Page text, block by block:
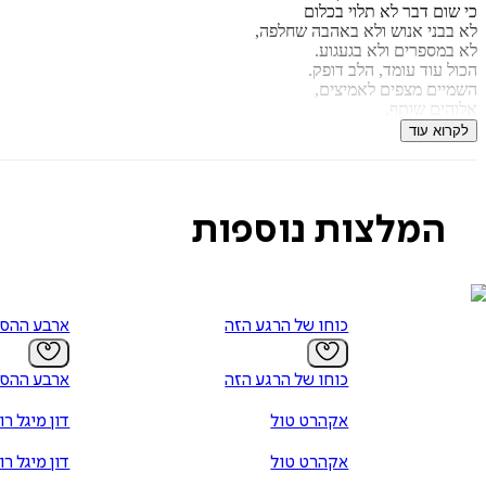
כי שום דבר לא תלוי בכלום
לא בבני אנוש ולא באהבה שחלפה,
לא במספרים ולא בגעגוע.
הכול עוד עומד, הלב דופק.
השמיים מצפים לאמיצים,
אלוהים שותף,
השינוי אפשרי, אין-סופי,
אינפינטי.
קארין קצב לוקחת את הקורא יד ביד למסע מכושף, צוללת אל המקומות
לקרוא עוד
המלצות נוספות
כוחו של הרגע הזה
כוחו של הרגע הזה
אקהרט טול
אקהרט טול
ארבע
ארבע
דון מיגל
דון מיגל